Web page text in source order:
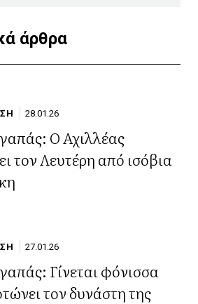
άρθρα
28.01.26
Ο Αχιλλέας
τον Λευτέρη από ισόβια
27.01.26
Γίνεται φόνισσα
τον δυνάστη της